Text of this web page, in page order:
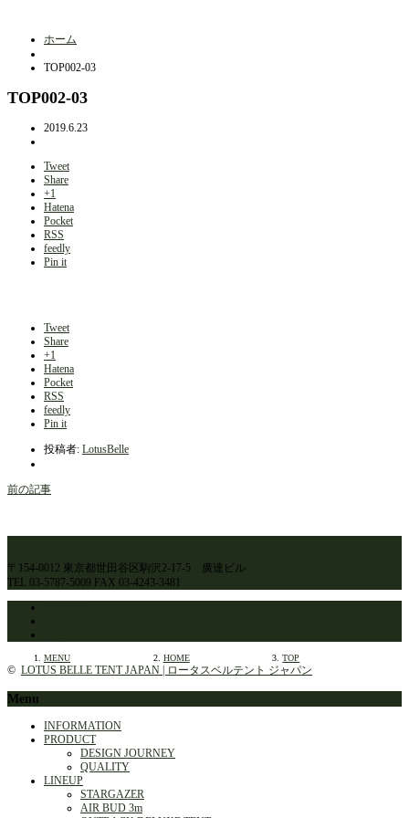
ホーム
TOP002-03
TOP002-03
2019.6.23
Tweet
Share
+1
Hatena
Pocket
RSS
feedly
Pin it
Tweet
Share
+1
Hatena
Pocket
RSS
feedly
Pin it
投稿者: LotusBelle
前の記事
〒154-0012 東京都世田谷区駒沢2-17-5 廣達ビル
TEL 03-5787-5009 FAX 03-4243-3481
MENU HOME TOP
© LOTUS BELLE TENT JAPAN | ロータスベルテント ジャパン
Menu
INFORMATION
PRODUCT
DESIGN JOURNEY
QUALITY
LINEUP
STARGAZER
AIR BUD 3m